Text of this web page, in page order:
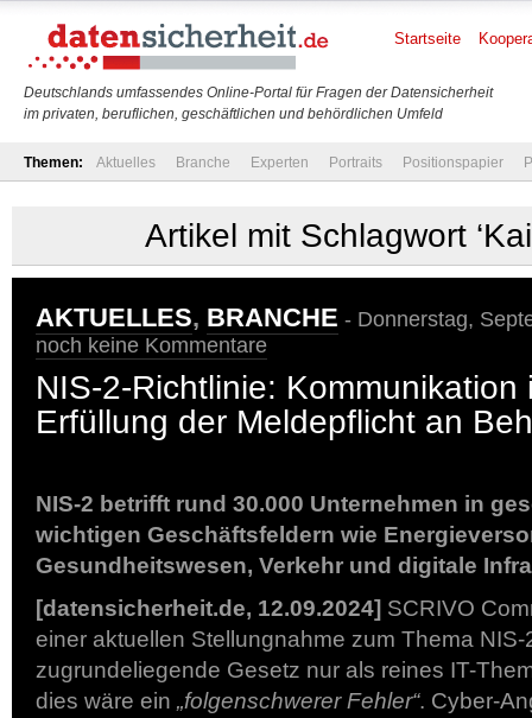
Deutschlands umfassendes Online-Portal für Fragen der Datensicherheit
im privaten, beruflichen, geschäftlichen und behördlichen Umfeld
Startseite
Themen: Aktuelles Branche Experten Portraits Positionspapier
Artikel mit Schlagwort
AKTUELLES, BRANCHE - Donnerstag,
noch keine Kommentare
NIS-2-Richtlinie: Kommunikation
Erfüllung der Meldepflicht an
NIS-2 betrifft rund 30.000 Unternehmen in
wichtigen Geschäftsfeldern wie
Gesundheitswesen, Verkehr und digitale
[datensicherheit.de, 12.09.2024] SCRIVO
einer aktuellen Stellungnahme zum Thema
zugrundeliegende Gesetz nur als reines IT-
dies wäre ein „folgenschwerer Fehler“. Cyber-